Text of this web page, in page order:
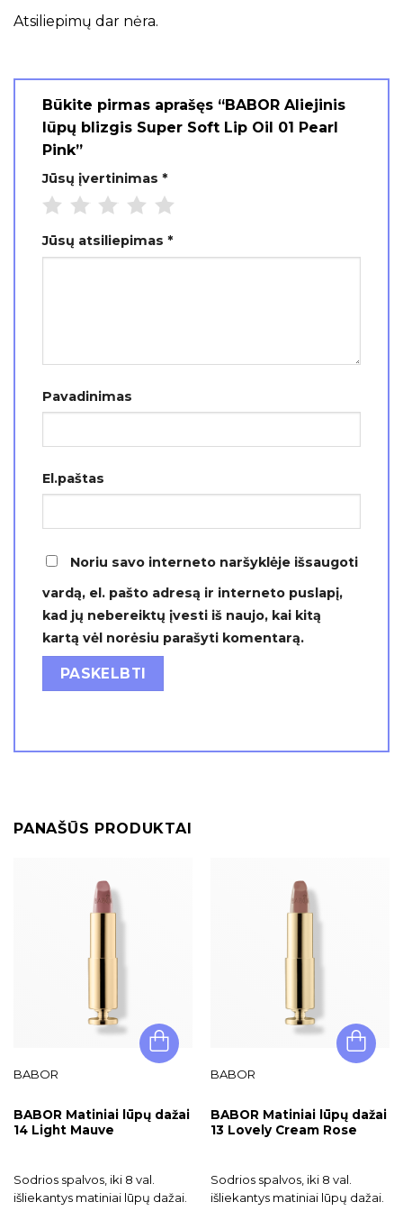
Atsiliepimų dar nėra.
Būkite pirmas aprašęs “BABOR Aliejinis
lūpų blizgis Super Soft Lip Oil 01 Pearl
Pink”
Jūsų įvertinimas *
Jūsų atsiliepimas *
Pavadinimas
El.paštas
Noriu savo interneto naršyklėje išsaugoti
vardą, el. pašto adresą ir interneto puslapį,
kad jų nebereiktų įvesti iš naujo, kai kitą
kartą vėl norėsiu parašyti komentarą.
PANAŠŪS PRODUKTAI
BABOR
BABOR Matiniai lūpų dažai
14 Light Mauve
Sodrios spalvos, iki 8 val.
išliekantys matiniai lūpų dažai.
BABOR
BABOR Matiniai lūpų dažai
13 Lovely Cream Rose
Sodrios spalvos, iki 8 val.
išliekantys matiniai lūpų dažai.